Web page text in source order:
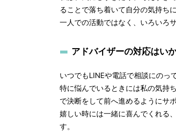
ることで落ち着いて自分の気持ち
一人での活動ではなく、いろいろ
アドバイザーの対応はい
いつでもLINEや電話で相談にのっ
特に悩んでいるときには私の気持
で決断をして前へ進めるようにサ
嬉しい時には一緒に喜んでくれる
す。